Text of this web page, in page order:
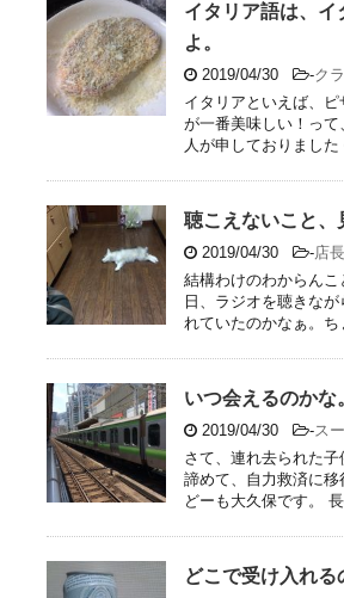
イタリア語は、イ
よ。
2019/04/30 -ク
イタリアといえば、
が一番美味しい！っ
人が申しておりまし
聴こえないこと、
2019/04/30 -店
結構わけのわからん
日、ラジオを聴きな
れていたのかなぁ。
いつ会えるのかな
2019/04/30 -ス
さて、連れ去られた
諦めて、自力救済に移
どーも大久保です。
どこで受け入れ